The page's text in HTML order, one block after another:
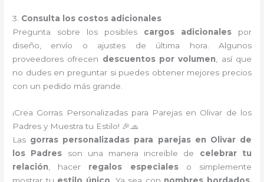
3. Consulta los costos adicionales
Pregunta sobre los posibles cargos adicionalespor
diseño, envío o ajustes de última hora. Algunos
proveedores ofrecen descuentos por volumen , así que
no dudes en preguntar si puedes obtener mejores precios
con un pedido más grande.
¡Crea Gorras Personalizadas para Parejas en Olivar de los
Padres y Muestra tu Estilo! 🎉🧢
Las gorras personalizadas para parejas en Olivar de
los Padres son una manera increíble de celebrar tu
relación , hacer regalos especialeso simplemente
mostrar tu estilo único . Ya sea con nombres bordados,